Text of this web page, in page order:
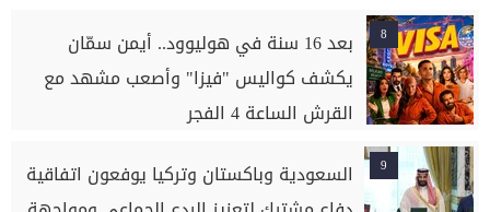
8
بعد 16 سنة في هوليوود.. أيمن سمّان
يكشف كواليس "فيزا" وأصعب مشهد مع
القرش الساعة 4 الفجر
9
السعودية وباكستان وتركيا يوفعون اتفاقية